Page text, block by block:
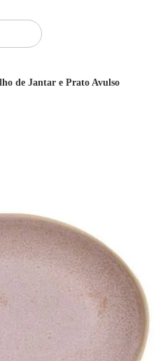
de Jantar e Prato Avulso